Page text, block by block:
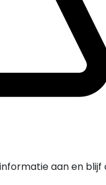
aan en